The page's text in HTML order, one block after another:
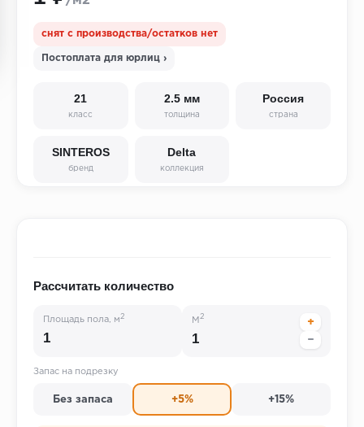
снят с производства/остатков нет
Постоплата для юрлиц ›
21
класс
2.5 мм
толщина
Россия
страна
SINTEROS
бренд
Delta
коллекция
Рассчитать количество
Площадь пола, м 2
М 2
+
−
Запас на подрезку
Без запаса +5% +15%